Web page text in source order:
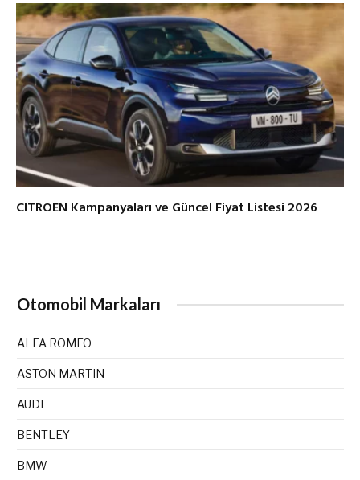
CITROEN Kampanyaları ve Güncel Fiyat Listesi 2026
Otomobil Markaları
ALFA ROMEO
ASTON MARTIN
AUDI
BENTLEY
BMW